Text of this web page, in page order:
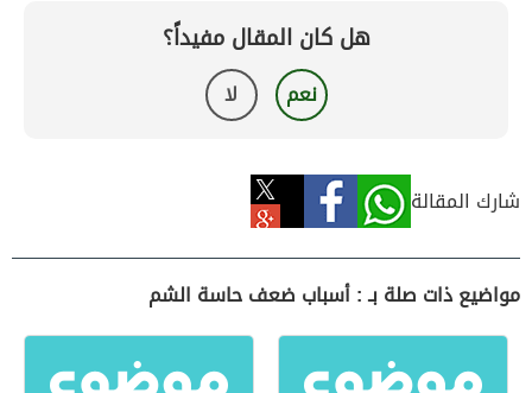
هل كان المقال مفيداً؟
نعم لا
شارك المقالة
مواضيع ذات صلة بـ : أسباب ضعف حاسة الشم